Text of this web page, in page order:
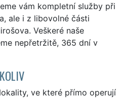
vám kompletní služby při
ale i z libovolné části
Veškeré naše
nepřetržitě, 365 dní v
ve které přímo operují